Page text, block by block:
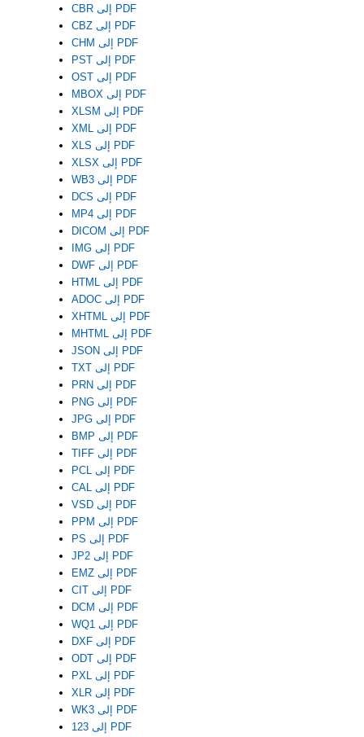
CBR إلى PDF
CBZ إلى PDF
CHM إلى PDF
PST إلى PDF
OST إلى PDF
MBOX إلى PDF
XLSM إلى PDF
XML إلى PDF
XLS إلى PDF
XLSX إلى PDF
WB3 إلى PDF
DCS إلى PDF
MP4 إلى PDF
DICOM إلى PDF
IMG إلى PDF
DWF إلى PDF
HTML إلى PDF
ADOC إلى PDF
XHTML إلى PDF
MHTML إلى PDF
JSON إلى PDF
TXT إلى PDF
PRN إلى PDF
PNG إلى PDF
JPG إلى PDF
BMP إلى PDF
TIFF إلى PDF
PCL إلى PDF
CAL إلى PDF
VSD إلى PDF
PPM إلى PDF
PS إلى PDF
JP2 إلى PDF
EMZ إلى PDF
CIT إلى PDF
DCM إلى PDF
WQ1 إلى PDF
DXF إلى PDF
ODT إلى PDF
PXL إلى PDF
XLR إلى PDF
WK3 إلى PDF
123 إلى PDF